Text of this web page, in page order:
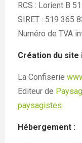
RCS : Lorient B
SIRET : 519 365
Numéro de TVA
Création du site
La Confiserie
Editeur de
paysagistes
Hébergement :